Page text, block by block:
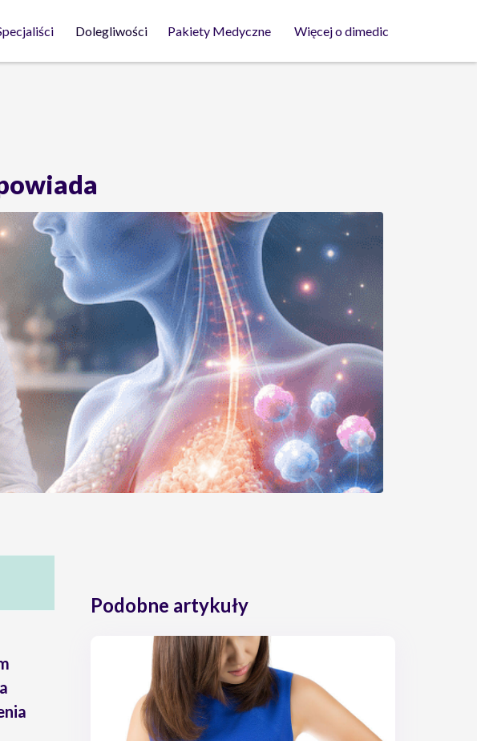
Dolegliwości Pakiety Medyczne Więcej o dimedic
Podobne artykuły